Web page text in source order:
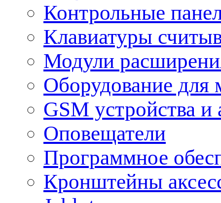
Контрольные
Клавиатуры
Модули
Оборудование для
GSM устройства и
Оповещатели
Программное
Кронштейны